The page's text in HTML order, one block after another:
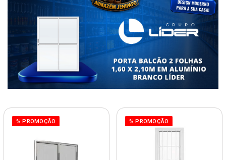
% PROMOÇÃO % PROMOÇÃO